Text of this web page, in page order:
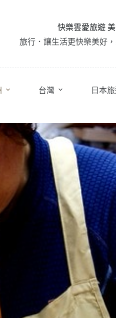
快樂雲愛旅遊
旅行．讓生活更快樂美好
台灣 日本